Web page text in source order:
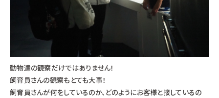
動物達の観察だけではありません！
飼育員さんの観察もとても大事！
飼育員さんが何をしているのか、どのようにお客様と接しているの